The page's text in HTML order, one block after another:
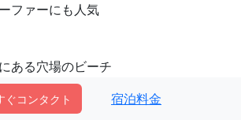
ファーにも人気
ある穴場のビーチ
ぐコンタクト 宿泊料金